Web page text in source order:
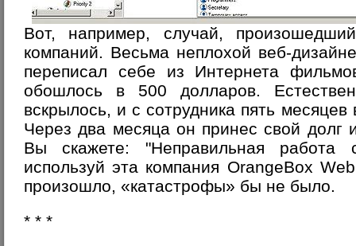
Вот, например, случай,
компаний. Весьма неплохой веб-
переписал себе из Интернета
обошлось в 500 долларов.
вскрылось, и с сотрудника пять
Через два месяца он принес свой долг
Вы скажете: "Неправильная работа
используй эта компания OrangeBox
произошло, «катастрофы» бы не было.
* * *